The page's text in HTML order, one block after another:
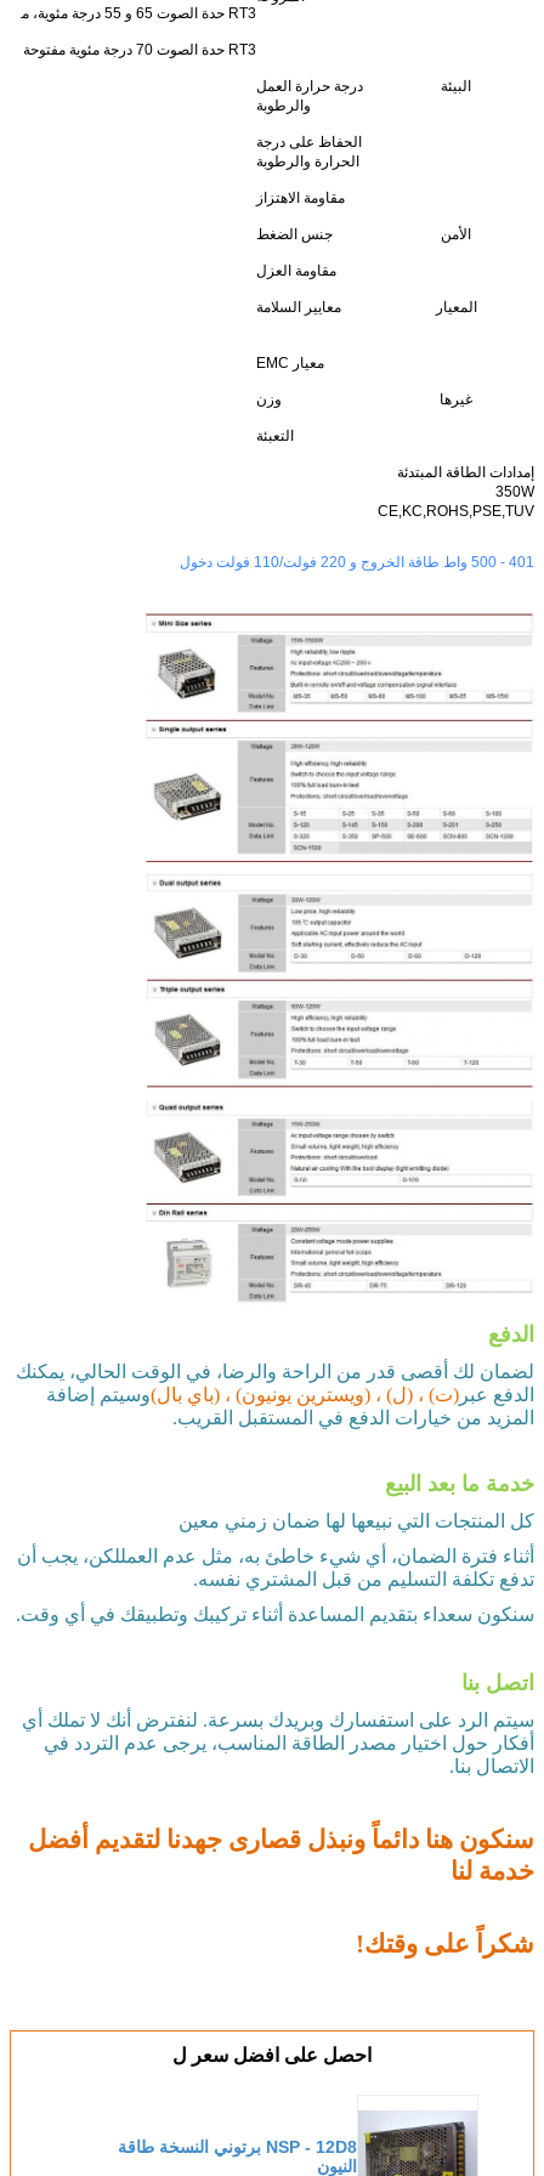
RT3 حدة الصوت 65 و 55 درجة مئوية، مروحة مفتوحة أكثر من 80 درجة مئوية، السلطات: قطع الخروج (12 إلى 15 فولت)
RT3 حدة الصوت 70 درجة مئوية مفتوحة أكثر من 60 درجة مئوية مروحة، رياح، 85 درجة مئوية مغلقة: مخرج السلطات (24 إلى 48 فولت)
البيئة
درجة حرارة العمل
والرطوبة
الحفاظ على درجة
الحرارة والرطوبة
مقاومة الاهتزاز
الأمن جنس الضغط
مقاومة العزل
المعيار معايير السلامة
معيار EMC
غيرها وزن
التعبئة
إمدادات الطاقة المبتدئة
350W
CE,KC,ROHS,PSE,TUV
401 - 500 واط طاقة الخروج و 220 فولت/110 فولت دخول
الدفع
لضمان لك أقصى قدر من الراحة والرضا، في الوقت الحالي، يمكنك
الدفع عبر (ت) ، (ل) ، (ويسترين يونيون) ، (باي بال)وسيتم إضافة
المزيد من خيارات الدفع في المستقبل القريب.
خدمة ما بعد البيع
كل المنتجات التي نبيعها لها ضمان زمني معين
أثناء فترة الضمان، أي شيء خاطئ به، مثل عدم العمللكن، يجب أن
تدفع تكلفة التسليم من قبل المشتري نفسه.
سنكون سعداء بتقديم المساعدة أثناء تركيبك وتطبيقك في أي وقت.
اتصل بنا
سيتم الرد على استفسارك وبريدك بسرعة. لنفترض أنك لا تملك أي
أفكار حول اختيار مصدر الطاقة المناسب، يرجى عدم التردد في
الاتصال بنا.
سنكون هنا دائماً ونبذل قصارى جهدنا لتقديم أفضل
خدمة لنا
شكراً على وقتك!
احصل على افضل سعر ل
NSP - 12D8 برتوني النسخة طاقة
النيون